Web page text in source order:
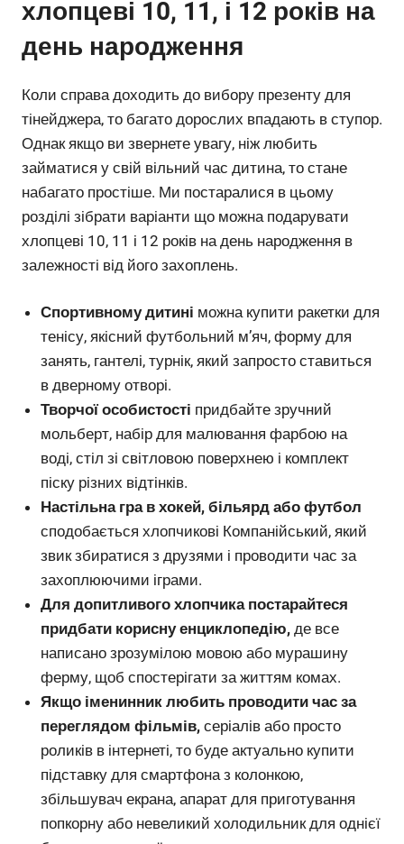
хлопцеві 10, 11, і 12 років на
день народження
Коли справа доходить до вибору презенту для
тінейджера, то багато дорослих впадають в ступор.
Однак якщо ви звернете увагу, ніж любить
займатися у свій вільний час дитина, то стане
набагато простіше. Ми постаралися в цьому
розділі зібрати варіанти що можна подарувати
хлопцеві 10, 11 і 12 років на день народження в
залежності від його захоплень.
Спортивному дитині можна купити ракетки для
тенісу, якісний футбольний м’яч, форму для
занять, гантелі, турнік, який запросто ставиться
в дверному отворі.
Творчої особистості придбайте зручний
мольберт, набір для малювання фарбою на
воді, стіл зі світловою поверхнею і комплект
піску різних відтінків.
Настільна гра в хокей, більярд або футбол
сподобається хлопчикові Компанійський, який
звик збиратися з друзями і проводити час за
захоплюючими іграми.
Для допитливого хлопчика постарайтеся
придбати корисну енциклопедію, де все
написано зрозумілою мовою або мурашину
ферму, щоб спостерігати за життям комах.
Якщо іменинник любить проводити час за
переглядом фільмів, серіалів або просто
роликів в інтернеті, то буде актуально купити
підставку для смартфона з колонкою,
збільшувач екрана, апарат для приготування
попкорну або невеликий холодильник для однієї